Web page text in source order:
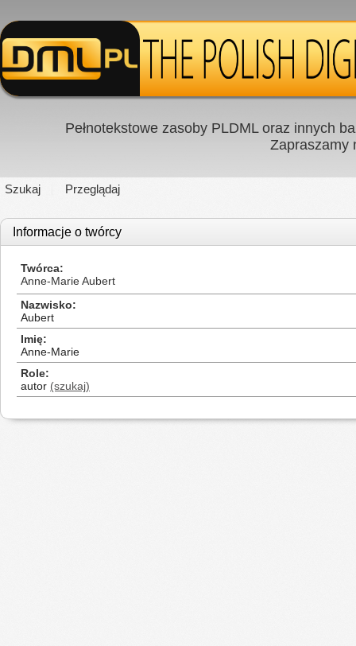
Pełnotekstowe zasoby PLDML oraz innych
Zapraszamy
Szukaj Przeglądaj
Informacje o twórcy
Twórca
Anne-Marie Aubert
Nazwisko
Aubert
Imię
Anne-Marie
Role
autor (szukaj)